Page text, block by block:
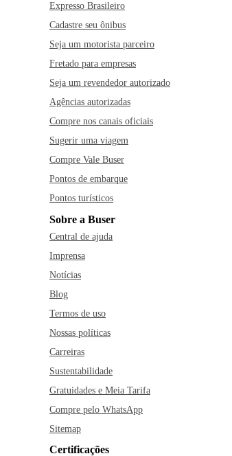
Expresso Brasileiro
Cadastre seu ônibus
Seja um motorista parceiro
Fretado para empresas
Seja um revendedor autorizado
Agências autorizadas
Compre nos canais oficiais
Sugerir uma viagem
Compre Vale Buser
Pontos de embarque
Pontos turísticos
Sobre a Buser
Central de ajuda
Imprensa
Notícias
Blog
Termos de uso
Nossas políticas
Carreiras
Sustentabilidade
Gratuidades e Meia Tarifa
Compre pelo WhatsApp
Sitemap
Certificações